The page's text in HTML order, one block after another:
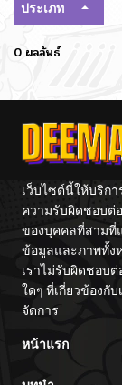
ประเภท
0 ผลลัพธ์
เว็บไซต์นี้ให้บริก
ความรับผิดชอบต่
ของบุคคลที่สามที่
ข้อมูลและภาพทั้ง
เราไม่รับผิดชอบ
ใดๆ ที่เกี่ยวข้องกั
จัดการ
หน้าแรก